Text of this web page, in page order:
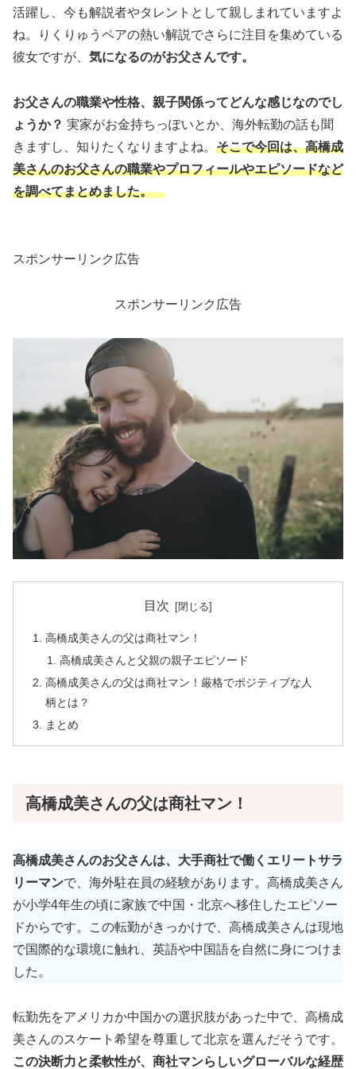
活躍し、今も解説者やタレントとして親しまれていますよ
ね。りくりゅうペアの熱い解説でさらに注目を集めている
彼女ですが、 気になるのがお父さんです。
お父さんの職業や性格、親子関係ってどんな感じなのでし
ょうか？ 実家がお金持ちっぽいとか、海外転勤の話も聞
きますし、知りたくなりますよね。 そこで今回は、高橋成
美さんのお父さんの職業やプロフィールやエピソードなど
を調べてまとめました。
スポンサーリンク広告
スポンサーリンク広告
目次
高橋成美さんの父は商社マン！
高橋成美さんと父親の親子エピソード
高橋成美さんの父は商社マン！厳格でポジティブな人
柄とは？
まとめ
高橋成美さんの父は商社マン！
高橋成美さんのお父さんは、大手商社で働くエリートサラ
リーマンで、海外駐在員の経験があります。高橋成美さん
が小学4年生の頃に家族で中国・北京へ移住したエピソー
ドからです。この転勤がきっかけで、高橋成美さんは現地
で国際的な環境に触れ、英語や中国語を自然に身につけま
した。
転勤先をアメリカか中国かの選択肢があった中で、高橋成
美さんのスケート希望を尊重して北京を選んだそうです。
この決断力と柔軟性が、商社マンらしいグローバルな経歴